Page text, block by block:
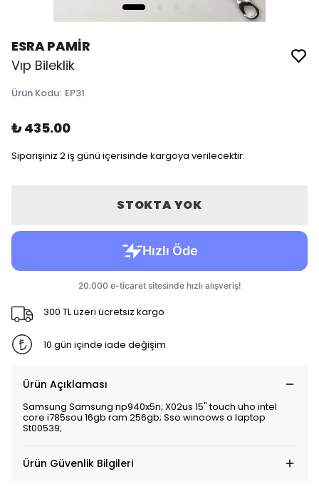
ESRA PAMİR
Vıp Bileklik
Ürün Kodu: EP31
₺ 435.00
Siparişiniz 2 iş günü içerisinde kargoya verilecektir.
STOKTA YOK
300 TL üzeri ücretsiz kargo
10 gün içinde iade değişim
Ürün Açıklaması
Samsung Samsung np940x5n; X02us 15" touch uho intel
core i785sou 16gb ram 256gb; Sso wınoows o laptop
St00539;
Ürün Güvenlik Bilgileri